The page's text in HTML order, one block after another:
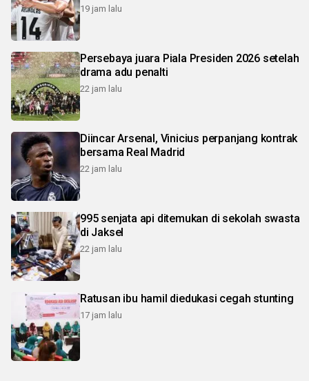
19 jam lalu
Persebaya juara Piala Presiden 2026 setelah
drama adu penalti
22 jam lalu
Diincar Arsenal, Vinicius perpanjang kontrak
bersama Real Madrid
22 jam lalu
995 senjata api ditemukan di sekolah swasta
di Jaksel
22 jam lalu
Ratusan ibu hamil diedukasi cegah stunting
17 jam lalu